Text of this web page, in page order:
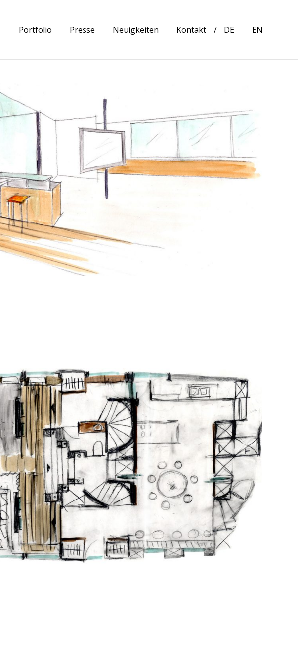
Portfolio Presse Neuigkeiten Kontakt DE EN